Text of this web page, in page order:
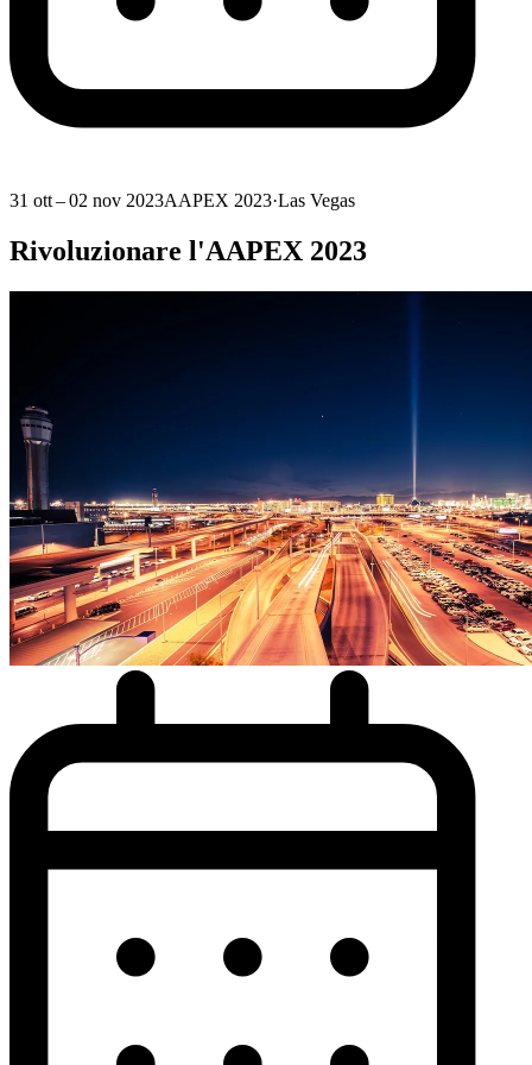
31 ott – 02 nov 2023AAPEX 2023·Las Vegas
Rivoluzionare l'AAPEX 2023